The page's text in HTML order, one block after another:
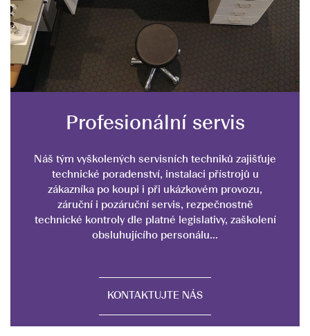
Profesionální servis
Náš tým vyškolených servisních techniků zajišťuje
technické poradenství, instalaci přístrojů u
zákazníka po koupi i při ukázkovém provozu,
záruční i pozáruční servis, rezpečnostně
technické kontroly dle platné legislativy, zaškolení
obsluhujícího personálu...
KONTAKTUJTE NÁS